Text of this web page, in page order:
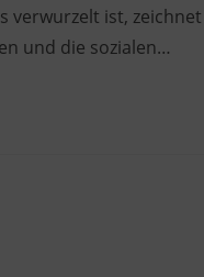
verwurzelt ist,
und die sozialen…